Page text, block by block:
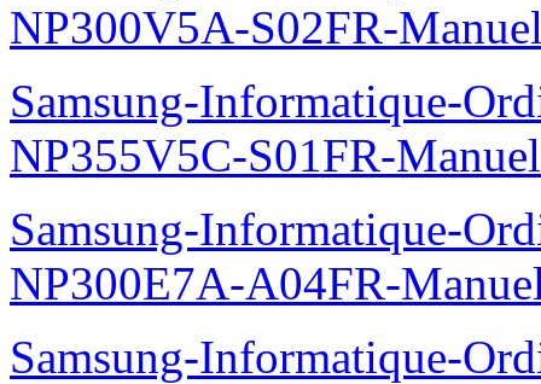
NP300V5A-S02FR-
Samsung-Informatique-
NP355V5C-S01FR-
Samsung-Informatique-
NP300E7A-A04FR-
Samsung-Informatique-